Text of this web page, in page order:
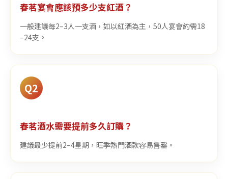
春茗宴會應該預多少支紅酒？
一般建議每2–3人一支酒，如以紅酒為主，50人宴會約需18
–24支。
Q2
春茗酒水需要提前多久訂購？
建議最少提前2–4星期，旺季熱門酒款容易售罄。